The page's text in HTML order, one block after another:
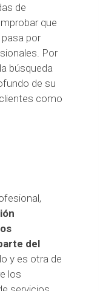
de
que
por
Por
búsqueda
de su
como
del
y es otra de
los